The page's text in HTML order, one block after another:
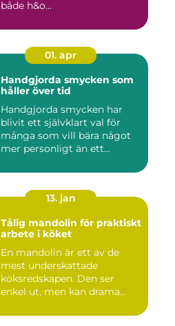
både h&o...
01. apr
Handgjorda smycken som
håller över tid
Handgjorda smycken har
blivit ett självklart val för
många som vill bära något
mer personligt än ett...
13. jan
Tålig mandolin för praktiskt
arbete i köket
En mandolin är ett av de
mest underskattade
köksredskapen. Den ser
enkel ut, men kan drama...